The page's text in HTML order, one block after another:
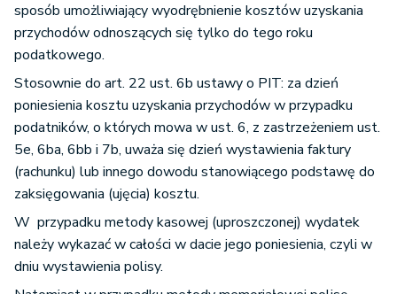
sposób umożliwiający wyodrębnienie kosztów uzyskania
przychodów odnoszących się tylko do tego roku
podatkowego.
Stosownie do art. 22 ust. 6b ustawy o PIT: za dzień
poniesienia kosztu uzyskania przychodów w przypadku
podatników, o których mowa w ust. 6, z zastrzeżeniem ust.
5e, 6ba, 6bb i 7b, uważa się dzień wystawienia faktury
(rachunku) lub innego dowodu stanowiącego podstawę do
zaksięgowania (ujęcia) kosztu.
W przypadku metody kasowej (uproszczonej) wydatek
należy wykazać w całości w dacie jego poniesienia, czyli w
dniu wystawienia polisy.